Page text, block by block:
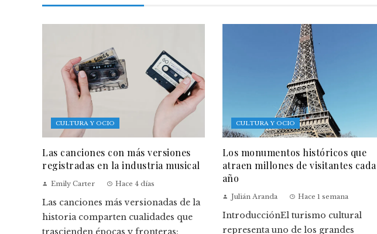
CULTURA Y OCIO
Las canciones con más versiones
registradas en la industria musical
Emily Carter Hace 4 días
Las canciones más versionadas de la
historia comparten cualidades que
trascienden épocas y fronteras:
CULTURA Y OCIO
Los monumentos históricos que
atraen millones de visitantes cada
año
Julián Aranda Hace 1 semana
IntroducciónEl turismo cultural
representa uno de los grandes